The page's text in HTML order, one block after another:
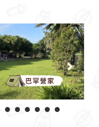
1 2 3 4 5 6